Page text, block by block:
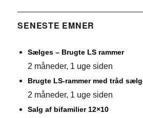
SENESTE EMNER
Sælges – Brugte LS rammer
2 måneder, 1 uge siden
Brugte LS-rammer med tråd
2 måneder, 1 uge siden
Salg af bifamilier 12×10